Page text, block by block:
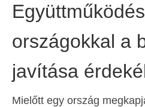
országokkal a
javítása
Mielőtt egy ország